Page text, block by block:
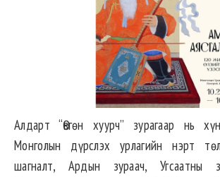
Алдарт “Өвгөн хуурч” зурагаар нь
Монголын дүрслэх урлагийн нэрт
шагналт, Ардын зураач, Угсаатны